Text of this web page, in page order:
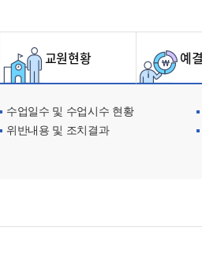
교원현황 예결
수업일수 및 수업시수 현황
위반내용 및 조치결과